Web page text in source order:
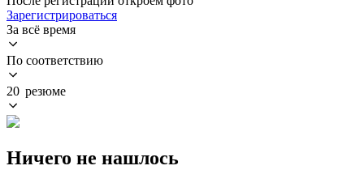
Зарегистрироваться
За всё время
По соответствию
20 резюме
Ничего не нашлось